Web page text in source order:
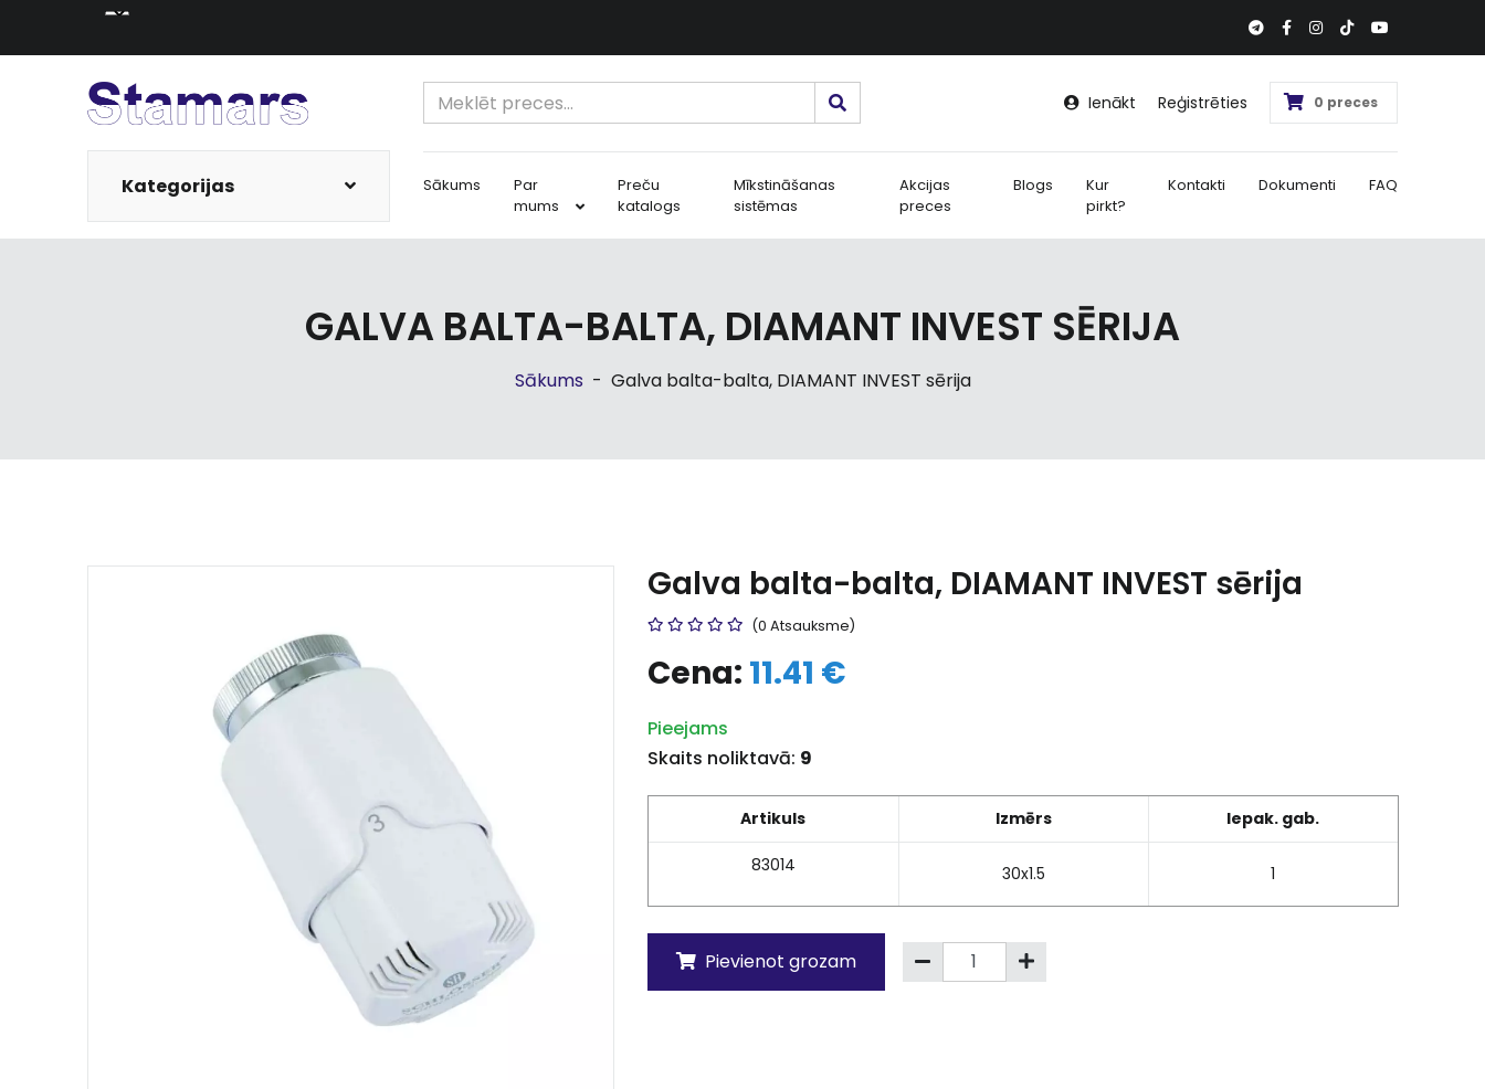
Ienākt Reģistrēties 0 preces
Kategorijas Sākums
Par
mums
Preču
katalogs
Mīkstināšanas
sistēmas
Akcijas
preces
Blogs
Kur
pirkt?
Kontakti Dokumenti FAQ
GALVA BALTA-BALTA, DIAMANT INVEST SĒRIJA
Sākums - Galva balta-balta, DIAMANT INVEST sērija
Galva balta-balta, DIAMANT INVEST sērija
(0 Atsauksme)
Cena: 11.41 €
Pieejams
Skaits noliktavā: 9
Artikuls Izmērs Iepak. gab.
83014 30x1.5 1
Pievienot grozam